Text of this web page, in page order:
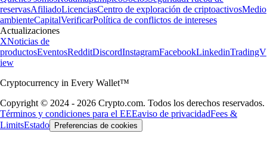
reservasAfiliadoLicenciasCentro de exploración de criptoactivosMedio
ambienteCapitalVerificarPolítica de conflictos de intereses
Actualizaciones
XNoticias de
productosEventosRedditDiscordInstagramFacebookLinkedinTradingV
iew
Cryptocurrency in Every Wallet™
Copyright © 2024 - 2026 Crypto.com. Todos los derechos reservados.
Términos y condiciones para el EEEaviso de privacidadFees &
LimitsEstado Preferencias de cookies